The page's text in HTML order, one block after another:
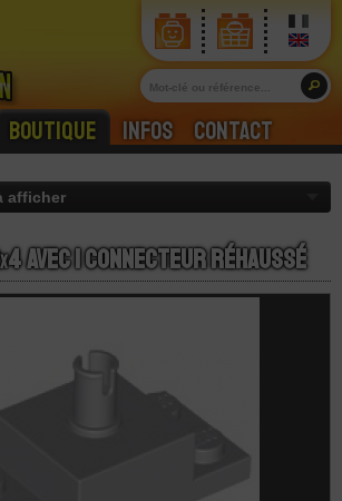
Boutique Infos Contact
x4 avec 1 Connecteur Réhaussé